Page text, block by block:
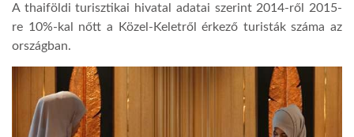
A thaiföldi turisztikai hivatal adatai szerint 2014-ről 2015-
re 10%-kal nőtt a Közel-Keletről érkező turisták száma az
országban.